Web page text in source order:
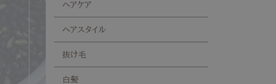
ヘアケア
ヘアスタイル
抜け毛
白髪